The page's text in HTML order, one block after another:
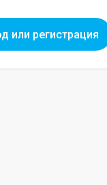
или регистрация